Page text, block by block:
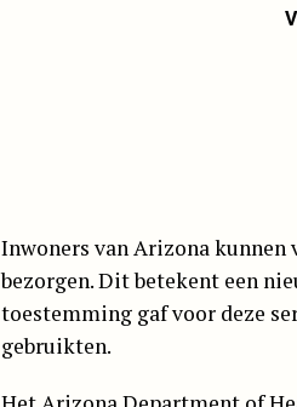
Inwoners van Arizona kunnen
bezorgen. Dit betekent een
toestemming gaf voor deze
gebruikten.